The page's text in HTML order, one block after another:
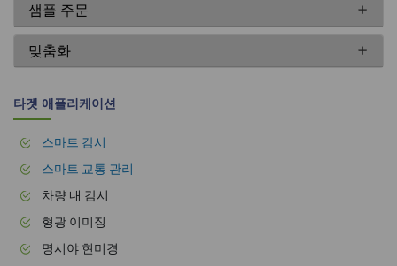
샘플 주문
맞춤화
타겟 애플리케이션
스마트 감시
스마트 교통 관리
차량 내 감시
형광 이미징
명시야 현미경